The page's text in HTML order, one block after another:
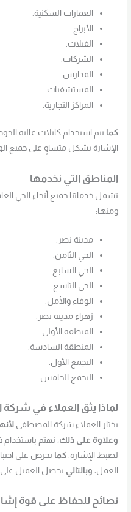
العمارات السكنية.
الأبراج.
الفيلات.
الشركات.
المدارس.
المستشفيات.
المراكز التجارية.
كما يتم استخدام كابلات عالية
الإشارة بشكل متساوٍ على جميع
المناطق التي نخدمها
تشمل خدماتنا جميع أنحاء الحي
ومنها:
مدينة نصر.
الحي الثامن.
الحي السابع.
الحي التاسع.
الوفاء والأمل.
زهراء مدينة نصر.
المنطقة الأولى.
المنطقة السادسة.
التجمع الأول.
التجمع الخامس.
لماذا يثق العملاء في
يختار العملاء شركة المصطفى
وعلاوة على ذلك، نهتم باستخدام
لضبط الإشارة.كما نحرص على
العمل، وبالتالي يحصل العميل
نصائح للحفاظ على قوة